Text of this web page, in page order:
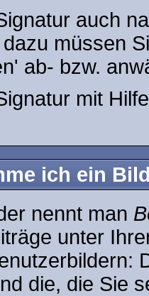
auch
müssen
ab- bzw.
mit
ich ein
nennt man
unter
die, die Sie